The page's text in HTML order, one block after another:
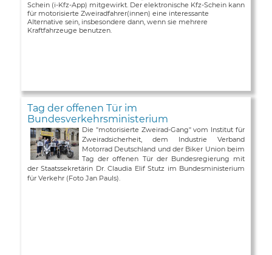
Schein (i-Kfz-App) mitgewirkt. Der elektronische Kfz-Schein kann
für motorisierte Zweiradfahrer(innen) eine interessante
Alternative sein, insbesondere dann, wenn sie mehrere
Kraftfahrzeuge benutzen.
Tag der offenen Tür im
Bundesverkehrsministerium
Die "motorisierte Zweirad-Gang" vom Institut für
Zweiradsicherheit, dem Industrie Verband
Motorrad Deutschland und der Biker Union beim
Tag der offenen Tür der Bundesregierung mit
der Staatssekretärin Dr. Claudia Elif Stutz im Bundesministerium
für Verkehr (Foto Jan Pauls).